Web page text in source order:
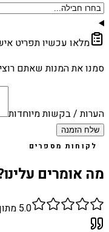
מלאו עכשיו תפריט
סמנו את המנות שאתם
הערות / בקשות מיוחדות
שלח הזמנה
לקוחות מספרים
מה אומרים
5.0 מתוך